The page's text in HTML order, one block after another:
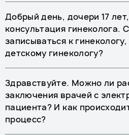
Добрый день, дочери 17
консультация гинеколога.
записываться к
детскому гинекологу?
Здравствуйте. Можно ли
заключения врачей с
пациента? И как
процесс?